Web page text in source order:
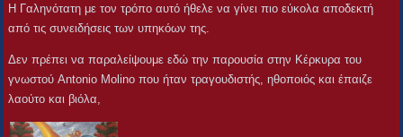
Η Γαληνότατη με τον τρόπο αυτό ήθελε να γίνει πιο εύκολα αποδεκτή
από τις συνειδήσεις των υπηκόων της.
Δεν πρέπει να παραλείψουμε εδώ την παρουσία στην Κέρκυρα του
γνωστού Antonio Molino που ήταν τραγουδιστής, ηθοποιός και έπαιζε
λαούτο και βιόλα,